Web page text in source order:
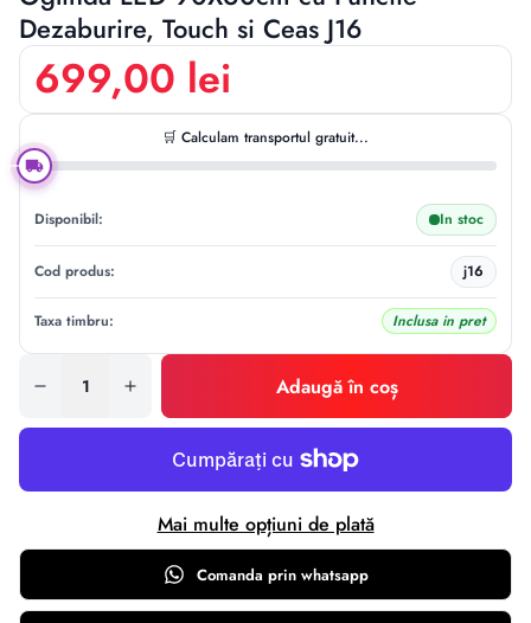
Dezaburire, Touch si Ceas J16
699,00 lei
🛒 Calculam transportul gratuit...
Disponibil: In stoc
Cod produs: j16
Taxa timbru: Inclusa in pret
Adaugă în coș
Mai multe opțiuni de plată
Comanda prin whatsapp